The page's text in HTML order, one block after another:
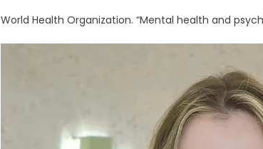
World Health Organization. “Mental health and